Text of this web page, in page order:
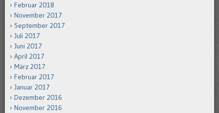
Februar 2018
November 2017
September 2017
Juli 2017
Juni 2017
April 2017
März 2017
Februar 2017
Januar 2017
Dezember 2016
November 2016